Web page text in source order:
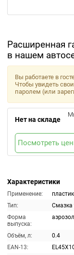
Расширенная
в нашем
Характеристики
Применение:
пластик
Тип:
Смазка
Форма
выпуска:
Объём, л:
0.4
EAN-13:
Вы работаете в
Чтобы увидеть
паролем (или
Нет на складе
Посмотреть